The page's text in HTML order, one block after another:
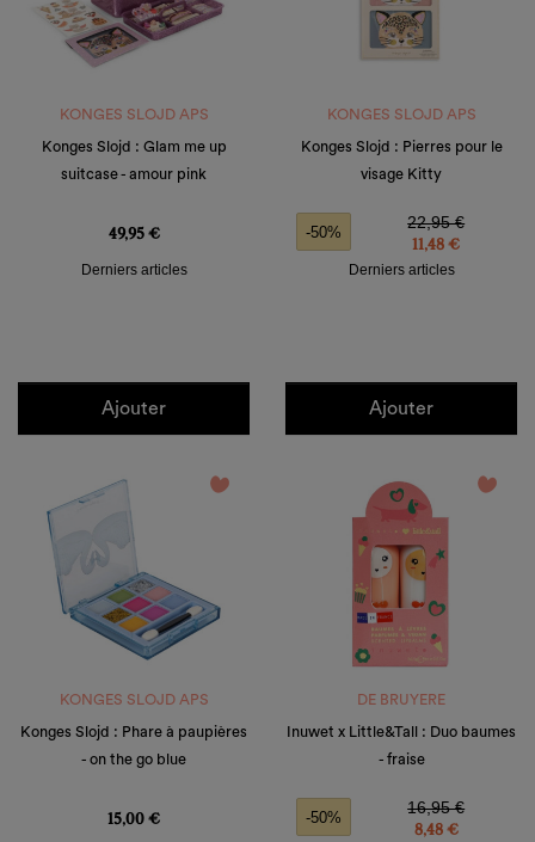
KONGES SLOJD APS
Konges Slojd : Glam me up
suitcase - amour pink
49,95 €
Derniers articles
Ajouter
KONGES SLOJD APS
Konges Slojd : Pierres pour le
visage Kitty
Prix de base
22,95 €
-50%
Prix
11,48 €
Derniers articles
Ajouter
favorite_border
KONGES SLOJD APS
Konges Slojd : Phare à paupières
- on the go blue
15,00 €
favorite_border
DE BRUYERE
Inuwet x Little&Tall : Duo baumes
- fraise
Prix de base
16,95 €
-50%
Prix
8,48 €